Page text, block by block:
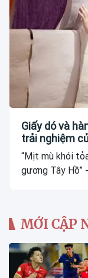
Giấy dó và
trải nghiệm
“Mịt mù khói
gương Tây Hồ”
MỚI CẬP